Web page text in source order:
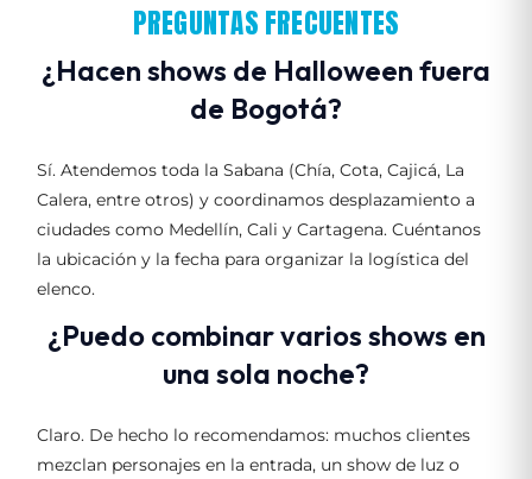
PREGUNTAS FRECUENTES
¿Hacen shows de Halloween fuera
de Bogotá?
Sí. Atendemos toda la Sabana (Chía, Cota, Cajicá, La
Calera, entre otros) y coordinamos desplazamiento a
ciudades como Medellín, Cali y Cartagena. Cuéntanos
la ubicación y la fecha para organizar la logística del
elenco.
¿Puedo combinar varios shows en
una sola noche?
Claro. De hecho lo recomendamos: muchos clientes
mezclan personajes en la entrada, un show de luz o